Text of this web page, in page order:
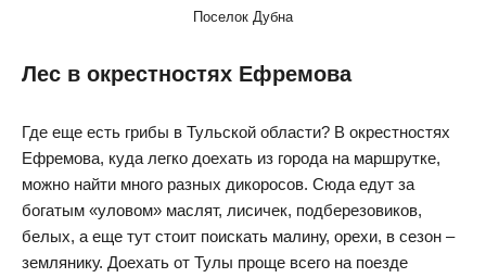
Поселок Дубна
Лес в окрестностях Ефремова
Где еще есть грибы в Тульской области? В окрестностях
Ефремова, куда легко доехать из города на маршрутке,
можно найти много разных дикоросов. Сюда едут за
богатым «уловом» маслят, лисичек, подберезовиков,
белых, а еще тут стоит поискать малину, орехи, в сезон –
землянику. Доехать от Тулы проще всего на поезде